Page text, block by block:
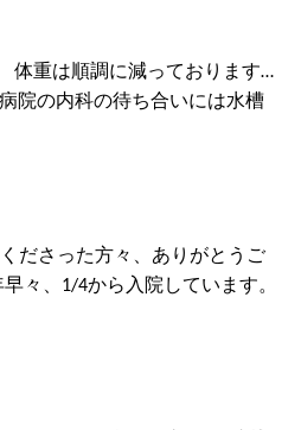
体重は順調に減っております…
院の内科の待ち合いには水槽
ださった方々、ありがとうご
々、1/4から入院しています。